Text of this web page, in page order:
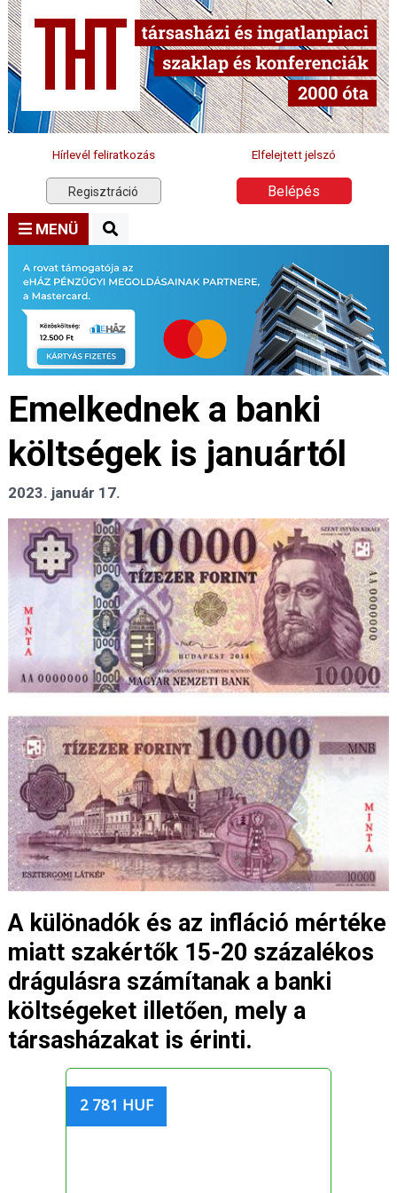
Hírlevél feliratkozás Elfelejtett jelszó
Regisztráció Belépés
MENÜ
Emelkednek a banki
költségek is januártól
2023. január 17.
A különadók és az infláció mértéke
miatt szakértők 15-20 százalékos
drágulásra számítanak a banki
költségeket illetően, mely a
társasházakat is érinti.
2 781 HUF